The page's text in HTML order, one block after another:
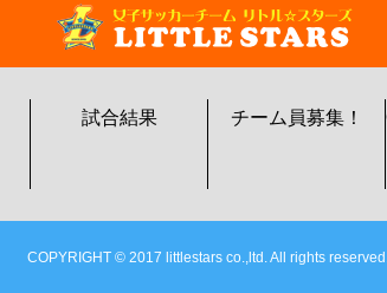
試合結果 チーム員募集！
COPYRIGHT © 2017 littlestars co.,ltd. All rights reserved.